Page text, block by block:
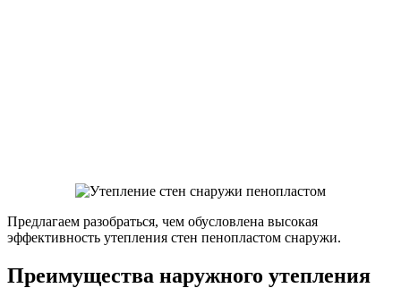
Предлагаем разобраться, чем обусловлена высокая
эффективность утепления стен пенопластом снаружи.
Преимущества наружного утепления